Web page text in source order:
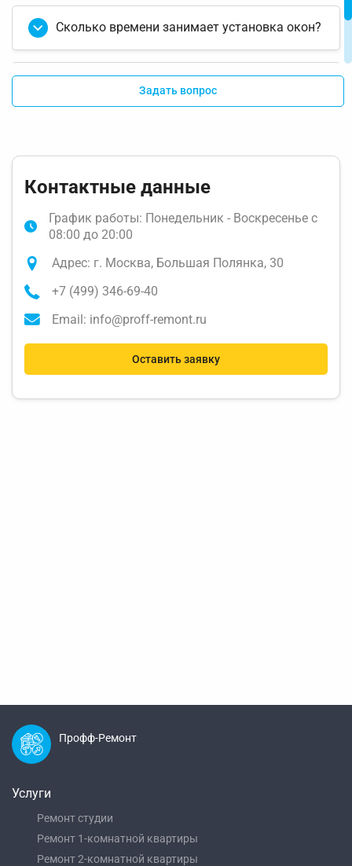
Сколько времени занимает установка окон?
Какую гарантию вы предоставляете на
установку окон?Задать вопрос
Контактные данные
График работы: Понедельник - Воскресенье с
08:00 до 20:00
Адрес: г. Москва, Большая Полянка, 30
+7 (499) 346-69-40
Email: info@proff-remont.ru
Оставить заявку
Профф-Ремонт
Услуги
Ремонт студии
Ремонт 1-комнатной квартиры
Ремонт 2-комнатной квартиры